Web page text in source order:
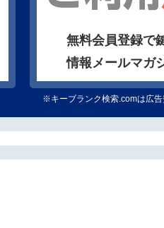
無料会員登録で
情報メールマガ
※キーブランク検索.comは広告